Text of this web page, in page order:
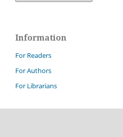
Information
For Readers
For Authors
For Librarians